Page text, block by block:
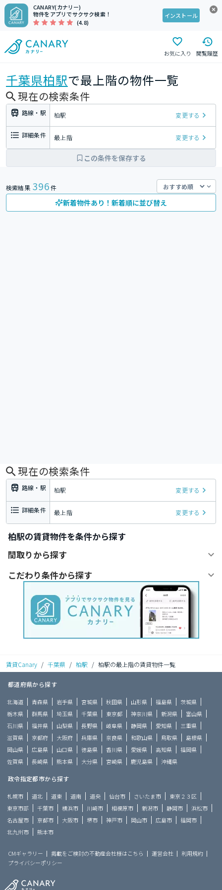
CANARY(カナリー)
物件をアプリでサクサク検索！
(4.8)
インストール
お気に入り 閲覧履歴
千葉県柏駅で最上階の物件一覧
現在の検索条件
路線・駅 柏駅 変更する
詳細条件 最上階 変更する
この条件を保存する
検索結果 396件
新着物件あり！新着順に並び替え
現在の検索条件
路線・駅 柏駅 変更する
詳細条件 最上階 変更する
柏駅の賃貸物件を条件から探す
間取りから探す
こだわり条件から探す
賃貸Canary / 千葉県 / 柏駅 / 柏駅の最上階の賃貸物件一覧
都道府県から探す
北海道 青森県 岩手県 宮城県 秋田県 山形県 福島県
茨城県
栃木県
群馬県 埼玉県 千葉県 東京都 神奈川県 新潟県
富山県
石川県
福井県 山梨県 長野県 岐阜県 静岡県 愛知県
三重県
滋賀県
京都府 大阪府 兵庫県 奈良県 和歌山県 鳥取県
島根県
岡山県
広島県 山口県 徳島県 香川県 愛媛県 高知県
福岡県
佐賀県
長崎県 熊本県 大分県 宮崎県 鹿児島県 沖縄県
政令指定都市から探す
札幌市 道北 道東 道南 道央 仙台市 さいたま市
東京２３区
東京市部
千葉市 横浜市 川崎市 相模原市 新潟市 静岡市
浜松市
名古屋市
京都市 大阪市 堺市 神戸市 岡山市 広島市
福岡市
北九州市
熊本市
CMギャラリー 掲載をご検討の不動産会社様はこちら 運営会社
利用規約
プライバシーポリシー